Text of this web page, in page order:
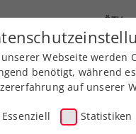
ÖTV
Ausbildungen
Webseite werden
benötigt, während
auf unserer
Essenziell Statistiken